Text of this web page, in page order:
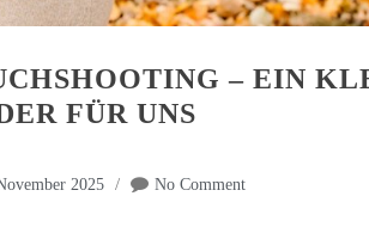
– EIN
FÜR UNS
2025 No Comment